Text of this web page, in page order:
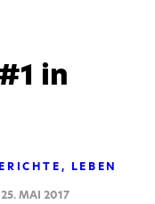
in
LEBEN
25. MAI 2017